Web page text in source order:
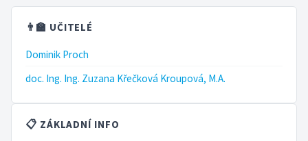
👨‍🏫 UČITELÉ
Dominik Proch
doc. Ing. Ing. Zuzana Křečková Kroupová, M.A.
📋 ZÁKLADNÍ INFO